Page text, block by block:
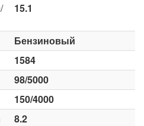
15.1
Бензиновый
1584
98/5000
150/4000
8.2